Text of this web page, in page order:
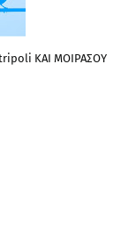
ΚΑΙ ΜΟΙΡΑΣΟΥ